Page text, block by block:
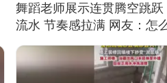
舞蹈老师展示连贯腾空跳
流水 节奏感拉满 网友：怎